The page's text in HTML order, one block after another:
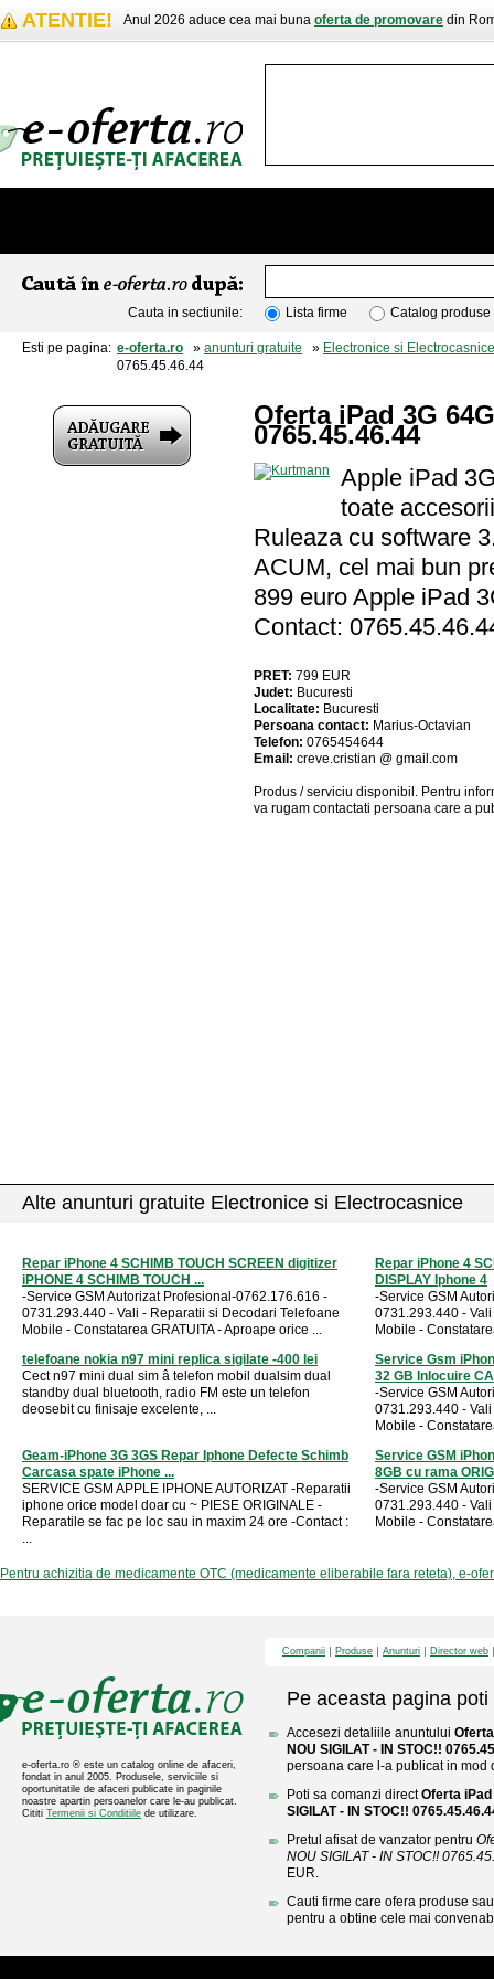
ATENTIE! Anul 2026 aduce cea mai buna oferta de promovare din
Cauta in sectiunile: Lista firme Catalog produse
Esti pe pagina: e-oferta.ro » anunturi gratuite » Electronice si Electrocasnice
0765.45.46.44
Oferta iPad 3G
0765.45.46.44
Apple iPad
toate
Ruleaza cu software
ACUM, cel mai bun
899 euro Apple iPad
Contact:
PRET: 799 EUR
Judet: Bucuresti
Localitate: Bucuresti
Persoana contact: Marius-Octavian
Telefon: 0765454644
Email: creve.cristian @ gmail.com
Produs / serviciu disponibil . Pentru
va rugam contactati persoana care a
Alte anunturi gratuite Electronice si Electrocasnice
Repar iPhone 4 SCHIMB TOUCH SCREEN digitizer
iPHONE 4 SCHIMB TOUCH ...
-Service GSM Autorizat Profesional-0762.176.616 -
0731.293.440 - Vali - Reparatii si Decodari Telefoane
Mobile - Constatarea GRATUITA - Aproape orice ...
Repar iPhone 4
DISPLAY Iphone 4
-Service GSM
0731.293.440 -
Mobile -
telefoane nokia n97 mini replica sigilate -400 lei
Cect n97 mini dual sim â telefon mobil dualsim dual
standby dual bluetooth, radio FM este un telefon
deosebit cu finisaje excelente, ...
Service Gsm
32 GB Inlocuire
-Service GSM
0731.293.440 -
Mobile -
Geam-iPhone 3G 3GS Repar Iphone Defecte Schimb
Carcasa spate iPhone ...
SERVICE GSM APPLE IPHONE AUTORIZAT -Reparatii
iphone orice model doar cu ~ PIESE ORIGINALE -
Reparatile se fac pe loc sau in maxim 24 ore -Contact :
...
Service GSM
8GB cu rama
-Service GSM
0731.293.440 -
Mobile -
Pentru achizitia de medicamente OTC (medicamente eliberabile fara reteta), e-
e-oferta.ro ® este un catalog online de afaceri,
fondat in anul 2005. Produsele, serviciile si
oportunitatile de afaceri publicate in paginile
noastre apartin persoanelor care le-au publicat.
Cititi Termenii si Conditiile de utilizare.
Companii Produse Anunturi Director web
Pe aceasta pagina poti
Accesezi detaliile anuntului
NOU SIGILAT - IN STOC!!
persoana care l-a publicat in mod
Poti sa comanzi directOferta iPad
SIGILAT - IN STOC!!
Pretul afisat de vanzator pentru
NOU SIGILAT - IN STOC!!
EUR.
Cauti firme care ofera produse
pentru a obtine cele mai